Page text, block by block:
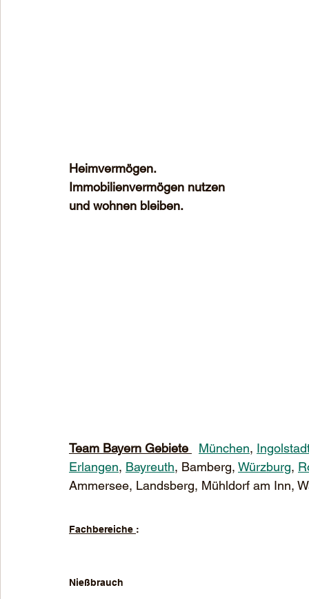
Heimvermögen.
Immobilienvermögen nutzen
und wohnen bleiben.
Team Bayern Gebiete München,
Erlangen, Bayreuth, Bamberg, Würzburg,
Ammersee, Landsberg, Mühldorf
Fachbereiche :
Nießbrauch